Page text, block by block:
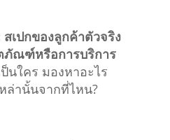
สเปกของลูกค้าตัวจริง
ภัณฑ์หรือการบริการ
ป็นใคร มองหาอะไร
ล่านั้นจากที่ไหน?